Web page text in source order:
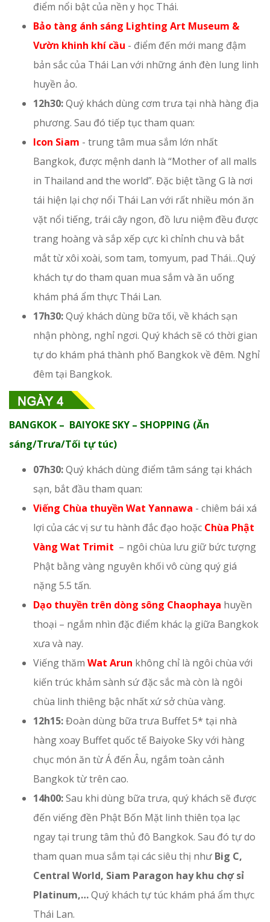
điểm nổi bật của nền y học Thái.
Bảo tàng ánh sáng Lighting Art Museum &
Vườn khinh khí cầu - điểm đến mới mang đậm
bản sắc của Thái Lan với những ánh đèn lung linh
huyền ảo.
12h30:Quý khách dùng cơm trưa tại nhà hàng địa
phương. Sau đó tiếp tục tham quan:
Icon Siam - trung tâm mua sắm lớn nhất
Bangkok, được mệnh danh là “Mother of all malls
in Thailand and the world”. Đặc biệt tầng G là nơi
tái hiện lại chợ nổi Thái Lan với rất nhiều món ăn
vặt nổi tiếng, trái cây ngon, đồ lưu niệm đều được
trang hoàng và sắp xếp cực kì chỉnh chu và bắt
mắt từ xôi xoài, som tam, tomyum, pad Thái…Quý
khách tự do tham quan mua sắm và ăn uống
khám phá ẩm thực Thái Lan.
17h30:Quý khách dùng bữa tối, về khách sạn
nhận phòng, nghỉ ngơi. Quý khách sẽ có thời gian
tự do khám phá thành phố Bangkok về đêm. Nghỉ
đêm tại Bangkok.
BANGKOK – BAIYOKE SKY – SHOPPING (Ăn
sáng/Trưa/Tối tự túc)
07h30:Quý khách dùng điểm tâm sáng tại khách
sạn, bắt đầu tham quan:
Viếng Chùa thuyền Wat Yannawa - chiêm bái xá
lợi của các vị sư tu hành đắc đạo hoặc Chùa Phật
Vàng Wat Trimit – ngôi chùa lưu giữ bức tượng
Phật bằng vàng nguyên khối vô cùng quý giá
nặng 5.5 tấn.
Dạo thuyền trên dòng sông Chaophaya huyền
thoại – ngắm nhìn đặc điểm khác lạ giữa Bangkok
xưa và nay.
Viếng thăm Wat Arun không chỉ là ngôi chùa với
kiến trúc khảm sành sứ đặc sắc mà còn là ngôi
chùa linh thiêng bậc nhất xứ sở chùa vàng.
12h15:Đoàn dùng bữa trưa Buffet 5* tại nhà
hàng xoay Buffet quốc tế Baiyoke Sky với hàng
chục món ăn từ Á đến Âu, ngắm toàn cảnh
Bangkok từ trên cao.
14h00:Sau khi dùng bữa trưa, quý khách sẽ được
đến viếng đền Phật Bốn Mặt linh thiên tọa lạc
ngay tại trung tâm thủ đô Bangkok. Sau đó tự do
tham quan mua sắm tại các siêu thị như Big C,
Central World, Siam Paragon hay khu chợ sỉ
Platinum,…Quý khách tự túc khám phá ẩm thực
Thái Lan.